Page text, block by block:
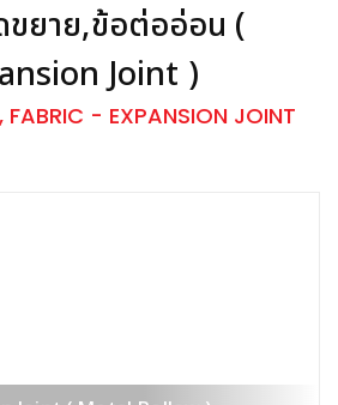
ยาย,ข้อต่ออ่อน (
Joint )
FABRIC - EXPANSION JOINT